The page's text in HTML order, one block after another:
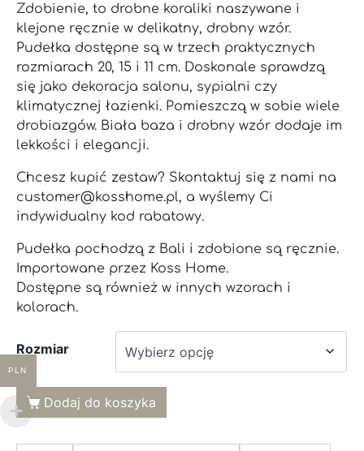
Zdobienie, to drobne koraliki naszywane i
klejone ręcznie w delikatny, drobny wzór.
Pudełka dostępne są w trzech praktycznych
rozmiarach 20, 15 i 11 cm. Doskonale sprawdzą
się jako dekoracja salonu, sypialni czy
klimatycznej łazienki. Pomieszczą w sobie wiele
drobiazgów. Biała baza i drobny wzór dodaje im
lekkości i elegancji.
Chcesz kupić zestaw? Skontaktuj się z nami na
customer@kosshome.pl, a wyślemy Ci
indywidualny kod rabatowy.
Pudełka pochodzą z Bali i zdobione są ręcznie.
Importowane przez Koss Home.
Dostępne są również w innych wzorach i
kolorach.
Rozmiar
Dodaj do koszyka
PLN